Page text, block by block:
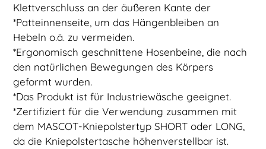
Klettverschluss an der äußeren Kante der
*Patteinnenseite, um das Hängenbleiben an
Hebeln o.ä. zu vermeiden.
*Ergonomisch geschnittene Hosenbeine, die nach
den natürlichen Bewegungen des Körpers
geformt wurden.
*Das Produkt ist für Industriewäsche geeignet.
*Zertifiziert für die Verwendung zusammen mit
dem MASCOT-Kniepolstertyp SHORT oder LONG,
da die Kniepolstertasche höhenverstellbar ist.